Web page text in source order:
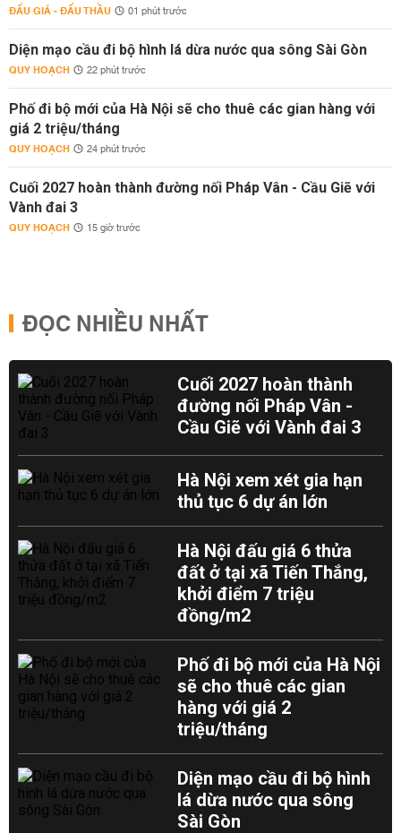
ĐẤU GIÁ - ĐẤU THẦU 01 phút trước
Diện mạo cầu đi bộ hình lá dừa nước qua sông Sài Gòn
QUY HOẠCH 22 phút trước
Phố đi bộ mới của Hà Nội sẽ cho thuê các gian hàng với
giá 2 triệu/tháng
QUY HOẠCH 24 phút trước
Cuối 2027 hoàn thành đường nối Pháp Vân - Cầu Giẽ với
Vành đai 3
QUY HOẠCH 15 giờ trước
ĐỌC NHIỀU NHẤT
Cuối 2027 hoàn thành
đường nối Pháp Vân -
Cầu Giẽ với Vành đai 3
Hà Nội xem xét gia hạn
thủ tục 6 dự án lớn
Hà Nội đấu giá 6 thửa
đất ở tại xã Tiến Thắng,
khởi điểm 7 triệu
đồng/m2
Phố đi bộ mới của Hà Nội
sẽ cho thuê các gian
hàng với giá 2
triệu/tháng
Diện mạo cầu đi bộ hình
lá dừa nước qua sông
Sài Gòn